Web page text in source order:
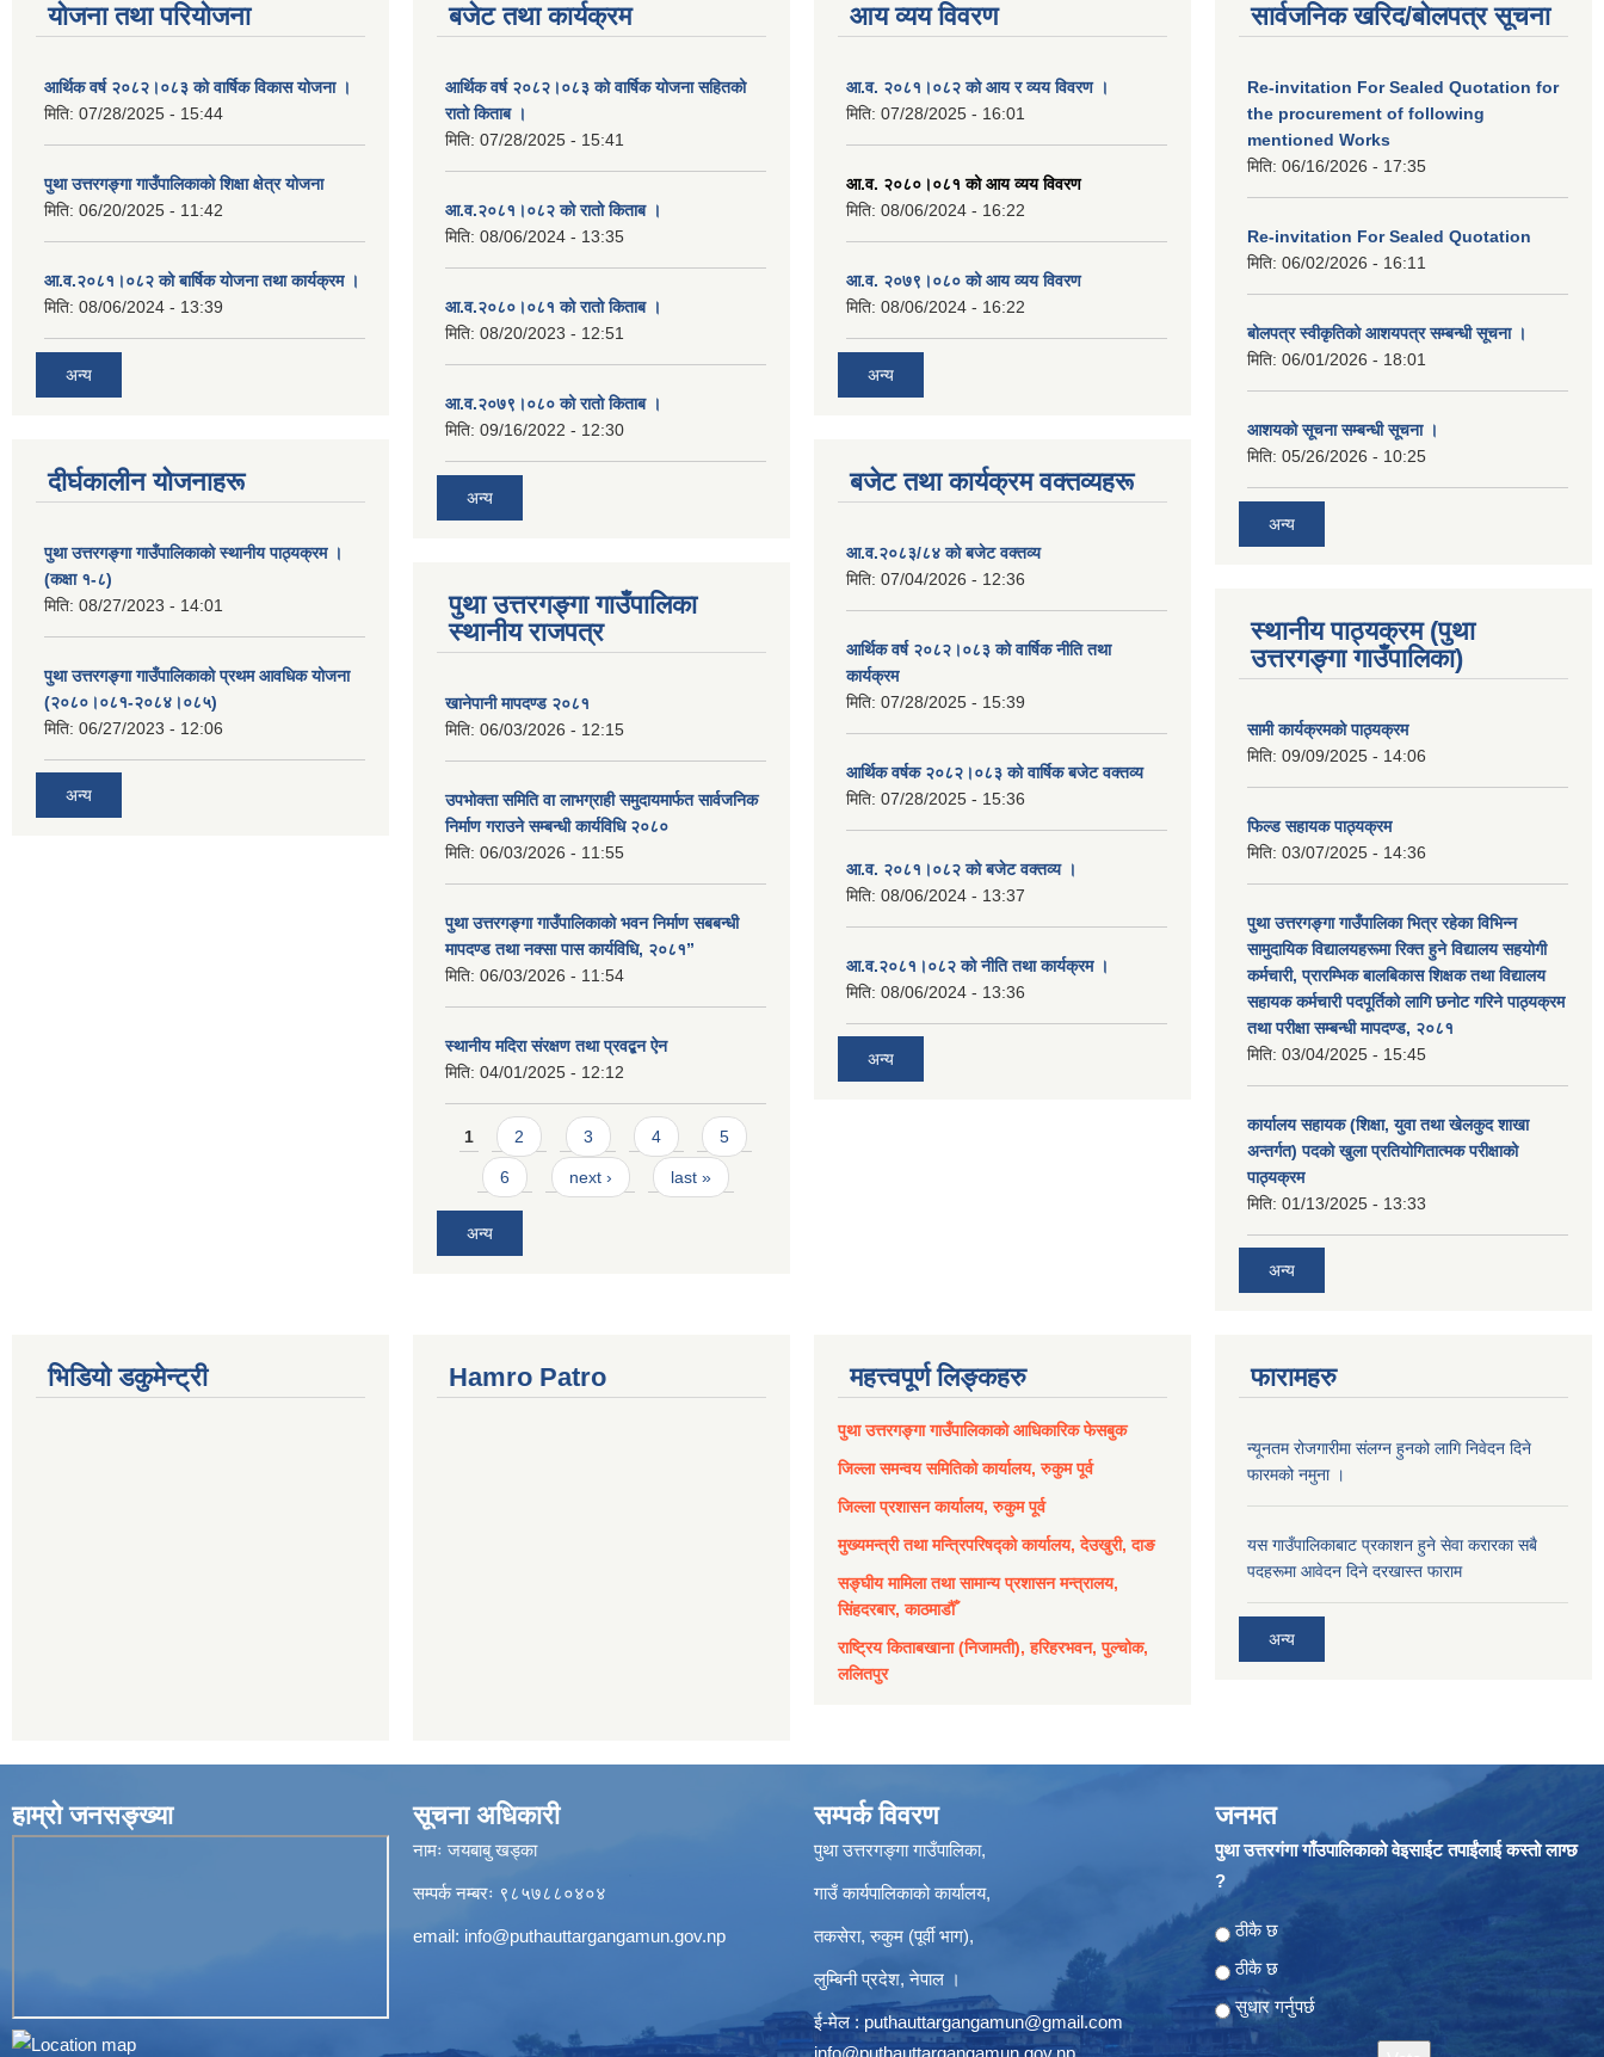
योजना तथा परियोजना
आर्थिक वर्ष २०८२।०८३ को वार्षिक विकास योजना ।
मिति: 07/28/2025 - 15:44
पुथा उत्तरगङ्गा गाउँपालिकाको शिक्षा क्षेत्र योजना
मिति: 06/20/2025 - 11:42
आ.व.२०८१।०८२ को बार्षिक योजना तथा कार्यक्रम ।
मिति: 08/06/2024 - 13:39
अन्य
दीर्घकालीन योजनाहरू
पुथा उत्तरगङ्गा गाउँपालिकाको स्थानीय पाठ्यक्रम ।
(कक्षा १-८)
मिति: 08/27/2023 - 14:01
पुथा उत्तरगङ्गा गाउँपालिकाको प्रथम आवधिक योजना
(२०८०।०८१-२०८४।०८५)
मिति: 06/27/2023 - 12:06
अन्य
बजेट तथा कार्यक्रम
आर्थिक वर्ष २०८२।०८३ को वार्षिक योजना सहितको
रातो किताब ।
मिति: 07/28/2025 - 15:41
आ.व.२०८१।०८२ को रातो किताब ।
मिति: 08/06/2024 - 13:35
आ.व.२०८०।०८१ को रातो किताब ।
मिति: 08/20/2023 - 12:51
आ.व.२०७९।०८० को रातो किताब ।
मिति: 09/16/2022 - 12:30
अन्य
पुथा उत्तरगङ्गा गाउँपालिका
स्थानीय राजपत्र
खानेपानी मापदण्ड २०८१
मिति: 06/03/2026 - 12:15
उपभोक्ता समिति वा लाभग्राही समुदायमार्फत सार्वजनिक
निर्माण गराउने सम्बन्धी कार्यविधि २०८०
मिति: 06/03/2026 - 11:55
पुथा उत्तरगङ्गा गाउँपालिकाको भवन निर्माण सबबन्धी
मापदण्ड तथा नक्सा पास कार्यविधि, २०८१”
मिति: 06/03/2026 - 11:54
स्थानीय मदिरा संरक्षण तथा प्रवद्बन ऐन
मिति: 04/01/2025 - 12:12
Pages
1 2 3 4 5
6 next › last »
अन्य
आय व्यय विवरण
आ.व. २०८१।०८२ को आय र व्यय विवरण ।
मिति: 07/28/2025 - 16:01
आ.व. २०८०।०८१ को आय व्यय विवरण
मिति: 08/06/2024 - 16:22
आ.व. २०७९।०८० को आय व्यय विवरण
मिति: 08/06/2024 - 16:22
अन्य
बजेट तथा कार्यक्रम वक्तव्यहरू
आ.व.२०८३/८४ को बजेट वक्तव्य
मिति: 07/04/2026 - 12:36
आर्थिक वर्ष २०८२।०८३ को वार्षिक नीति तथा
कार्यक्रम
मिति: 07/28/2025 - 15:39
आर्थिक वर्षक २०८२।०८३ को वार्षिक बजेट वक्तव्य
मिति: 07/28/2025 - 15:36
आ.व. २०८१।०८२ को बजेट वक्तव्य ।
मिति: 08/06/2024 - 13:37
आ.व.२०८१।०८२ को नीति तथा कार्यक्रम ।
मिति: 08/06/2024 - 13:36
अन्य
सार्वजनिक खरिद/बोलपत्र सूचना
Re-invitation For Sealed Quotation for
the procurement of following
mentioned Works
मिति: 06/16/2026 - 17:35
Re-invitation For Sealed Quotation
मिति: 06/02/2026 - 16:11
बोलपत्र स्वीकृतिको आशयपत्र सम्बन्धी सूचना ।
मिति: 06/01/2026 - 18:01
आशयको सूचना सम्बन्धी सूचना ।
मिति: 05/26/2026 - 10:25
अन्य
स्थानीय पाठ्यक्रम (पुथा
उत्तरगङ्गा गाउँपालिका)
सामी कार्यक्रमको पाठ्यक्रम
मिति: 09/09/2025 - 14:06
फिल्ड सहायक पाठ्यक्रम
मिति: 03/07/2025 - 14:36
पुथा उत्तरगङ्गा गाउँपालिका भित्र रहेका विभिन्न
सामुदायिक विद्यालयहरूमा रिक्त हुने विद्यालय सहयोगी
कर्मचारी, प्रारम्भिक बालबिकास शिक्षक तथा विद्यालय
सहायक कर्मचारी पदपूर्तिको लागि छनोट गरिने पाठ्यक्रम
तथा परीक्षा सम्बन्धी मापदण्ड, २०८१
मिति: 03/04/2025 - 15:45
कार्यालय सहायक (शिक्षा, युवा तथा खेलकुद शाखा
अन्तर्गत) पदको खुला प्रतियोगितात्मक परीक्षाको
पाठ्यक्रम
मिति: 01/13/2025 - 13:33
अन्य
भिडियो डकुमेन्ट्री Hamro Patro महत्त्वपूर्ण लिङ्कहरु
पुथा उत्तरगङ्गा गाउँपालिकाको आधिकारिक फेसबुक
जिल्ला समन्वय समितिको कार्यालय, रुकुम पूर्व
जिल्ला प्रशासन कार्यालय, रुकुम पूर्व
मुख्यमन्त्री तथा मन्त्रिपरिषद्को कार्यालय, देउखुरी, दाङ
सङ्घीय मामिला तथा सामान्य प्रशासन मन्त्रालय,
सिंहदरबार, काठमाडौँ
राष्ट्रिय किताबखाना (निजामती), हरिहरभवन, पुल्चोक,
ललितपुर
फारामहरु
न्यूनतम रोजगारीमा संलग्न हुनको लागि निवेदन दिने
फारमको नमुना ।
यस गाउँपालिकाबाट प्रकाशन हुने सेवा करारका सबै
पदहरूमा आवेदन दिने दरखास्त फाराम
अन्य
हाम्रो जनसङ्ख्या सूचना अधिकारी
नामः जयबाबु खड्का
सम्पर्क नम्बरः ९८५७८८०४०४
email: info@puthauttargangamun.gov.np
सम्पर्क विवरण
पुथा उत्तरगङ्गा गाउँपालिका,
गाउँ कार्यपालिकाको कार्यालय,
तकसेरा, रुकुम (पूर्वी भाग),
लुम्बिनी प्रदेश, नेपाल ।
ई-मेल : puthauttargangamun@gmail.com
जनमत
पुथा उत्तरगंगा गाँउपालिकाको वेइसाईट तपाईंलाई कस्तो लाग्छ
?
Choices
ठीकै छ
ठीकै छ
सुधार गर्नुपर्छ